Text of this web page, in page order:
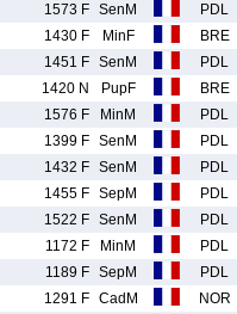
1573 F SenM PDL
1430 F MinF BRE
1451 F SenM PDL
1420 N PupF BRE
1576 F MinM PDL
1399 F SenM PDL
1432 F SenM PDL
1455 F SepM PDL
1522 F SenM PDL
1172 F MinM PDL
1189 F SepM PDL
1291 F CadM NOR